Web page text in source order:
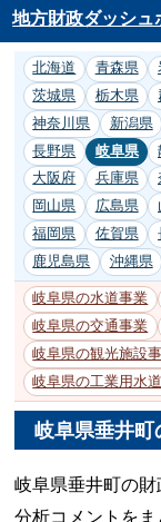
地方財政ダッシュ
北海道 青森県
茨城県
栃木県
神奈川県
新潟県
長野県
岐阜県
大阪府
兵庫県
岡山県
広島県
福岡県
佐賀県
鹿児島県
沖縄県
岐阜県の水道事業
岐阜県の交通事業
岐阜県の観光施設
岐阜県の工業用水
岐阜県垂井町
岐阜県垂井町の財
分析コメントをま